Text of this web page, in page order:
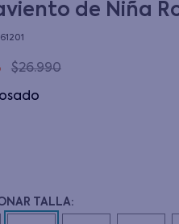
de Niña
$26.990
rosado